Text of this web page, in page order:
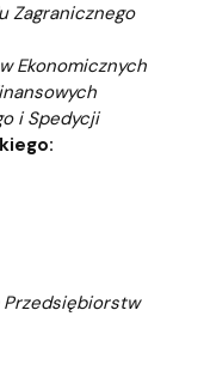
Zagranicznego
Ekonomicznych
i Spedycji
Przedsiębiorstw